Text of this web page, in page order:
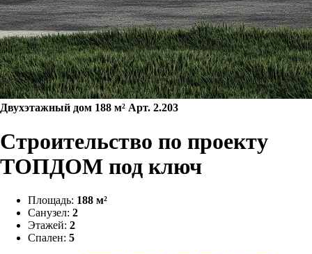
Двухэтажный дом 188 м² Арт. 2.203
Строительство по проекту
ТОПДОМ под ключ
Площадь: 188 м²
Санузел: 2
Этажей: 2
Спален: 5